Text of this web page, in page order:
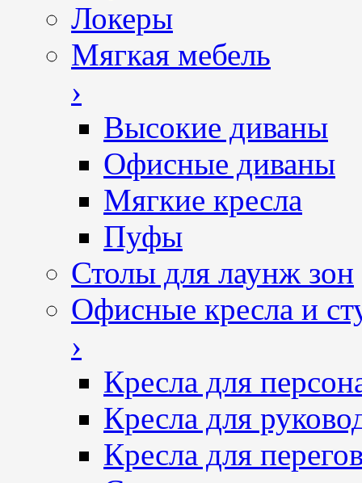
Локеры
Мягкая мебель
›
Высокие диваны
Офисные диваны
Мягкие кресла
Пуфы
Столы для лаунж зон
Офисные кресла и
›
Кресла для
Кресла для
Кресла для